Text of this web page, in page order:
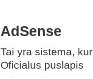
AdSense
Tai yra sistema,
Oficialus puslapis